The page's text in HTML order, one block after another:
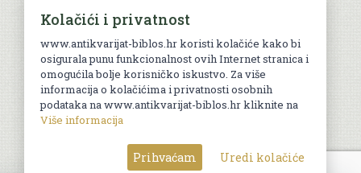
Uvjeti kupnje
© Sva prava pridržana. Web by
Kolačići i privatnost
www.antikvarijat-biblos.hr koristi kolačiće kako bi
osigurala punu funkcionalnost ovih Internet stranica i
omogućila bolje korisničko iskustvo. Za više
informacija o kolačićima i privatnosti osobnih
podataka na www.antikvarijat-biblos.hr kliknite na
Više informacija
Prihvaćam Uredi kolačiće